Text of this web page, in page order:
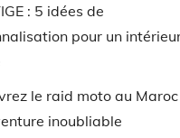
: 5 idées de
pour un
le raid moto au
inoubliable